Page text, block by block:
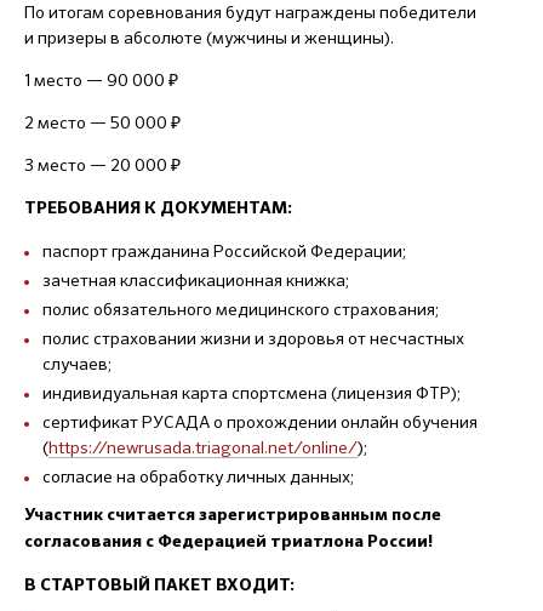
По итогам соревнования будут награждены победители
и призеры в абсолюте (мужчины и женщины).
1 место — 90 000 ₽
2 место — 50 000 ₽
3 место — 20 000 ₽
ТРЕБОВАНИЯ К ДОКУМЕНТАМ:
паспорт гражданина Российской Федерации;
зачетная классификационная книжка;
полис обязательного медицинского страхования;
полис страховании жизни и здоровья от несчастных
случаев;
индивидуальная карта спортсмена (лицензия ФТР);
сертификат РУСАДА о прохождении онлайн обучения
(https://newrusada.triagonal.net/online/);
согласие на обработку личных данных;
Участник считается зарегистрированным после
согласования с Федерацией триатлона России!
В СТАРТОВЫЙ ПАКЕТ ВХОДИТ: